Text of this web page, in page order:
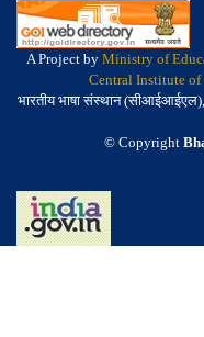
A Project by Ministry of
Central Institute
भारतीय भाषा संस्थान (सीआईआईएल),
© Copyright